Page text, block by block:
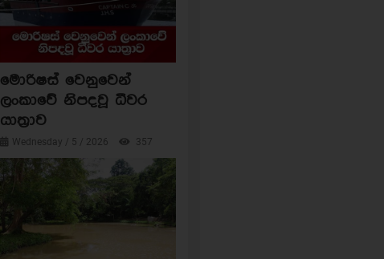
මොරිෂස් වෙනුවෙන්
ලංකාවේ නිපදවූ ධීවර
යාත්‍රාව
Wednesday / 5 / 2026 357